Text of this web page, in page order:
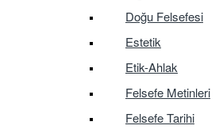
Doğu Felsefesi
Estetik
Etik-Ahlak
Felsefe Metinleri
Felsefe Tarihi